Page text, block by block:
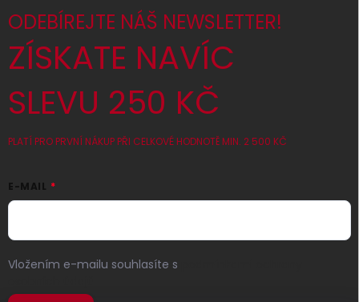
ODEBÍREJTE NÁŠ NEWSLETTER!
ZÍSKATE NAVÍC
SLEVU 250 KČ
PLATÍ PRO PRVNÍ NÁKUP PŘI CELKOVÉ HODNOTĚ MIN. 2 500 KČ
E-MAIL
Vložením e-mailu souhlasíte s